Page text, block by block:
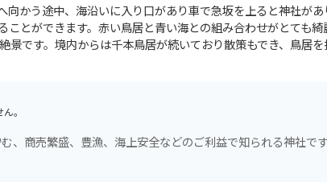
かう途中、海沿いに入り口があり車で急坂を上ると神社があ
とができます。赤い鳥居と青い海との組み合わせがとても綺
です。境内からは千本鳥居が続いており散策もでき、鳥居
。
、商売繁盛、豊漁、海上安全などのご利益で知られる神社で